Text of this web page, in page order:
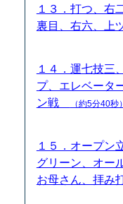
１３．打つ、右
裏目、右六、上
１４．運七技三
プ、エレベータ
ン戦
（約5分40秒）
１５．オープン
グリーン、オー
お母さん、拝み